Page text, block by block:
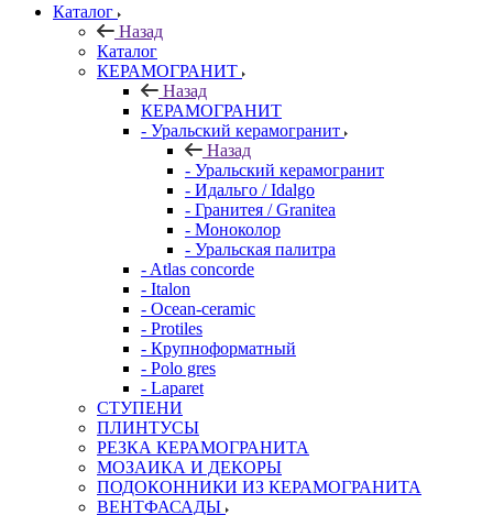
Каталог
Назад
Каталог
КЕРАМОГРАНИТ
Назад
КЕРАМОГРАНИТ
- Уральский керамогранит
Назад
- Уральский керамогранит
- Идальго / Idalgo
- Гранитея / Granitea
- Моноколор
- Уральская палитра
- Atlas concorde
- Italon
- Ocean-ceramic
- Protiles
- Крупноформатный
- Polo gres
- Laparet
СТУПЕНИ
ПЛИНТУСЫ
РЕЗКА КЕРАМОГРАНИТА
МОЗАИКА И ДЕКОРЫ
ПОДОКОННИКИ ИЗ КЕРАМОГРАНИТА
ВЕНТФАСАДЫ